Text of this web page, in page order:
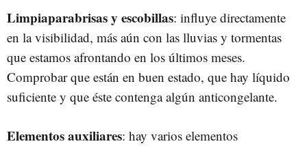
Limpiaparabrisas y escobillas: influye directamente
en la visibilidad, más aún con las lluvias y tormentas
que estamos afrontando en los últimos meses.
Comprobar que están en buen estado, que hay líquido
suficiente y que éste contenga algún anticongelante.
Elementos auxiliares: hay varios elementos